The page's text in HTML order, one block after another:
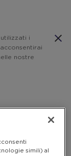
i
nostre
simili) al